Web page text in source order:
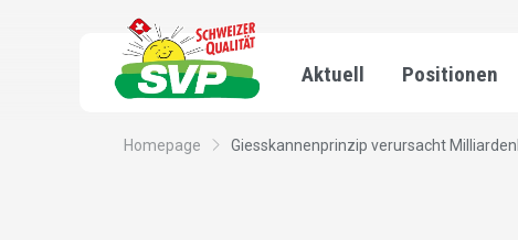
Aktuell Positionen
Homepage Giesskannenprinzip verursacht